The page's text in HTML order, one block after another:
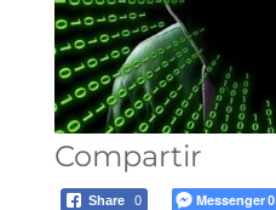
Compartir
Share 0 Messenger0